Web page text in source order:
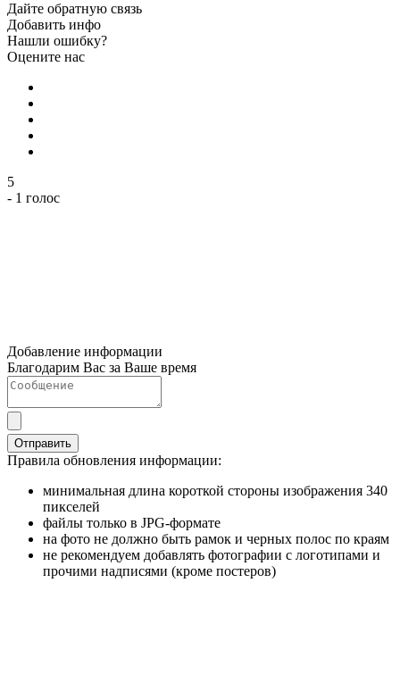
Дайте обратную связь
Добавить инфо
Нашли ошибку?
Оцените нас
5
- 1 голос
Добавление информации
Благодарим Вас за Ваше время
Отправить
Правила обновления информации:
минимальная длина короткой стороны изображения 340
пикселей
файлы только в JPG-формате
на фото не должно быть рамок и черных полос по краям
не рекомендуем добавлять фотографии с логотипами и
прочими надписями (кроме постеров)